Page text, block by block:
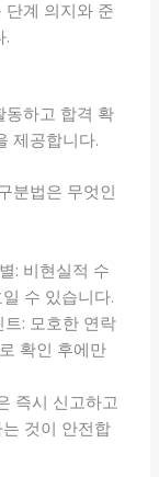
단계 의지와 준
.
동하고 합격 확
제공합니다.
분법은 무엇인
: 비현실적 수
수 있습니다.
: 모호한 연락
확인 후에만
즉시 신고하고
것이 안전합